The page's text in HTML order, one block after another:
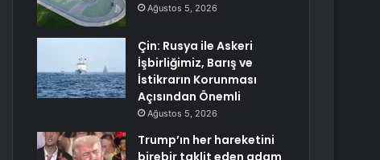
Ağustos 5, 2026
Çin: Rusya ile Askeri
İşbirliğimiz, Barış ve
İstikrarın Korunması
Açısından Önemli
Ağustos 5, 2026
Trump’ın her hareketini
birebir taklit eden adam